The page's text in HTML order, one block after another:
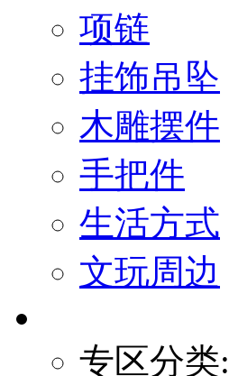
项链
挂饰吊坠
木雕摆件
手把件
生活方式
文玩周边
专区分类: